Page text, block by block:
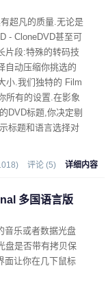
超凡的质量.无论是
- CloneDVD甚至可
片段:特殊的转码技
自动压缩你挑选的
小.我们独特的 Film
所有的设置.在影象
DVD标题,你决定剔
标题和语言选择对
评论 (5) 详细内容
多国语言版
音乐或者数据光盘
盘是否带有拷贝保
面让你在几下鼠标